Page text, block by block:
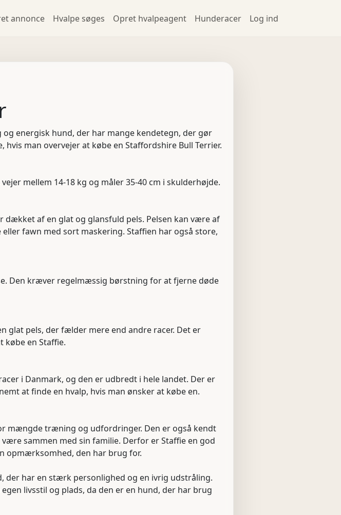
annonce Hvalpe søges Opret hvalpeagent Hunderacer Log ind
energisk hund, der har mange kendetegn, der gør
man overvejer at købe en Staffordshire Bull Terrier.
mellem 14-18 kg og måler 35-40 cm i skulderhøjde.
af en glat og glansfuld pels. Pelsen kan være af
fawn med sort maskering. Staffien har også store,
Den kræver regelmæssig børstning for at fjerne døde
glat pels, der fælder mere end andre racer. Det er
købe en Staffie.
i Danmark, og den er udbredt i hele landet. Der er
at finde en hvalp, hvis man ønsker at købe en.
mængde træning og udfordringer. Den er også kendt
sammen med sin familie. Derfor er Staffie en god
opmærksomhed, den har brug for.
der har en stærk personlighed og en ivrig udstråling.
livsstil og plads, da den er en hund, der har brug